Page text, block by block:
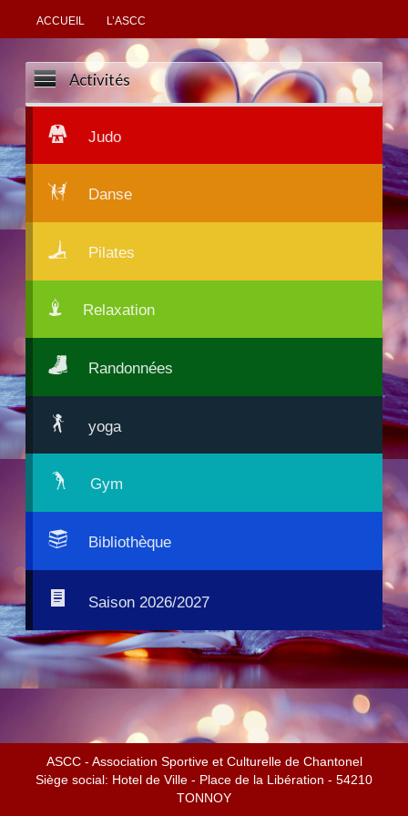
ACCUEIL L’ASCC
Activités
Judo
Danse
Pilates
Relaxation
Randonnées
yoga
Gym
Bibliothèque
Saison 2026/2027
ASCC - Association Sportive et Culturelle de Chantonel
Siège social: Hotel de Ville - Place de la Libération - 54210
TONNOY